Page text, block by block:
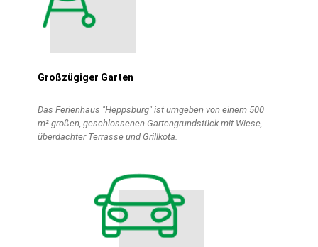
Großzügiger Garten
Das Ferienhaus "Heppsburg" ist umgeben von einem 500
m² großen, geschlossenen Gartengrundstück mit Wiese,
überdachter Terrasse und Grillkota.